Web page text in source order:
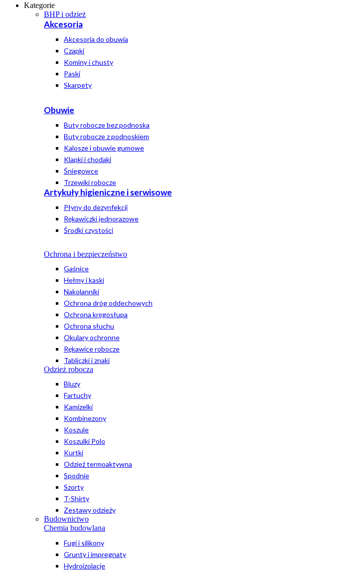
Kategorie
BHP i odzież
Akcesoria
Akcesoria do obuwia
Czapki
Kominy i chusty
Paski
Skarpety
Obuwie
Buty robocze bez podnoska
Buty robocze z podnoskiem
Kalosze i obuwie gumowe
Klapki i chodaki
Śniegowce
Trzewiki robocze
Artykuły higieniczne i serwisowe
Płyny do dezynfekcji
Rękawiczki jednorazowe
Środki czystości
Ochrona i bezpieczeństwo
Gaśnice
Hełmy i kaski
Nakolanniki
Ochrona dróg oddechowych
Ochrona kręgosłupa
Ochrona słuchu
Okulary ochronne
Rękawice robocze
Tabliczki i znaki
Odzież robocza
Bluzy
Fartuchy
Kamizelki
Kombinezony
Koszule
Koszulki Polo
Kurtki
Odzież termoaktywna
Spodnie
Szorty
T-Shirty
Zestawy odzieży
Budownictwo
Chemia budowlana
Fugi i silikony
Grunty i impregnaty
Hydroizolacje